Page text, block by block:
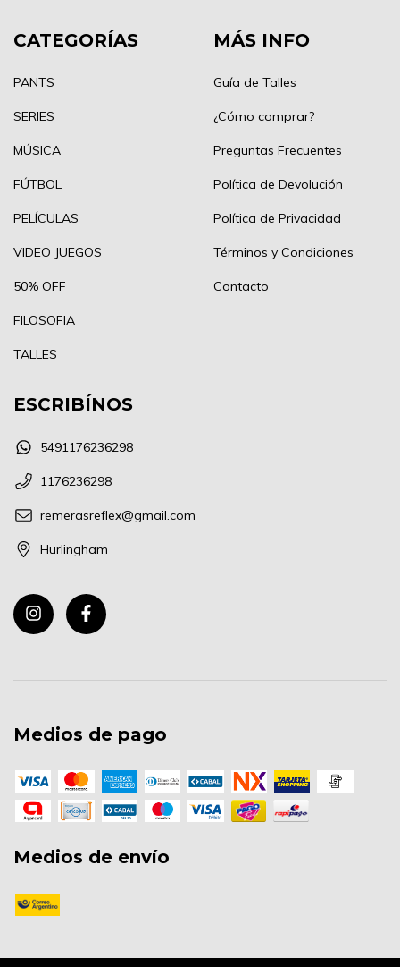
CATEGORÍAS
PANTS
SERIES
MÚSICA
FÚTBOL
PELÍCULAS
VIDEO JUEGOS
50% OFF
FILOSOFIA
TALLES
MÁS INFO
Guía de Talles
¿Cómo comprar?
Preguntas Frecuentes
Política de Devolución
Política de Privacidad
Términos y Condiciones
Contacto
ESCRIBÍNOS
5491176236298
1176236298
remerasreflex@gmail.com
Hurlingham
Medios de pago
Medios de envío